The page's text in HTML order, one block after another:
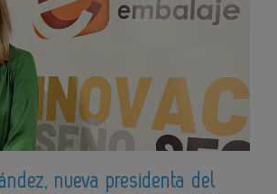
nueva presidenta del